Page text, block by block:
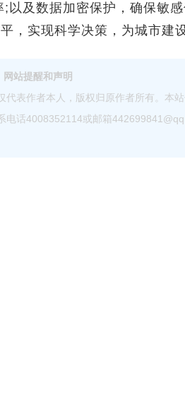
及数据加密保护，确保敏
，实现科学决策，为城市建
网站提醒和声明
表作者本人，版权归原作者所有。本
电话4008352114或邮箱